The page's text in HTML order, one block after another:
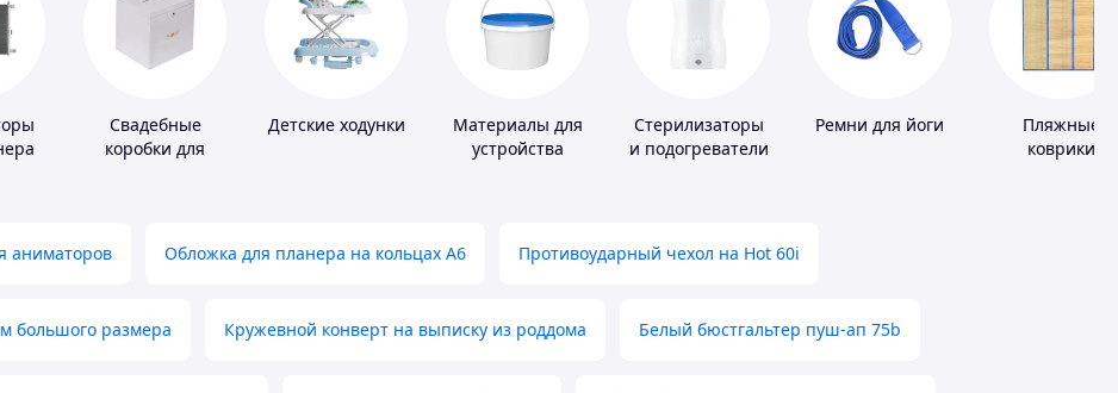
Свадебные
коробки для
Детские ходунки
Материалы для
устройства
Стерилизаторы
и подогреватели
Ремни для йоги
Пляжные
коврики
аниматоров Обложка для планера на кольцах А6 Противоударный чехол на Hot 60i
большого размера Кружевной конверт на выписку из роддома Белый бюстгальтер пуш-ап 75b